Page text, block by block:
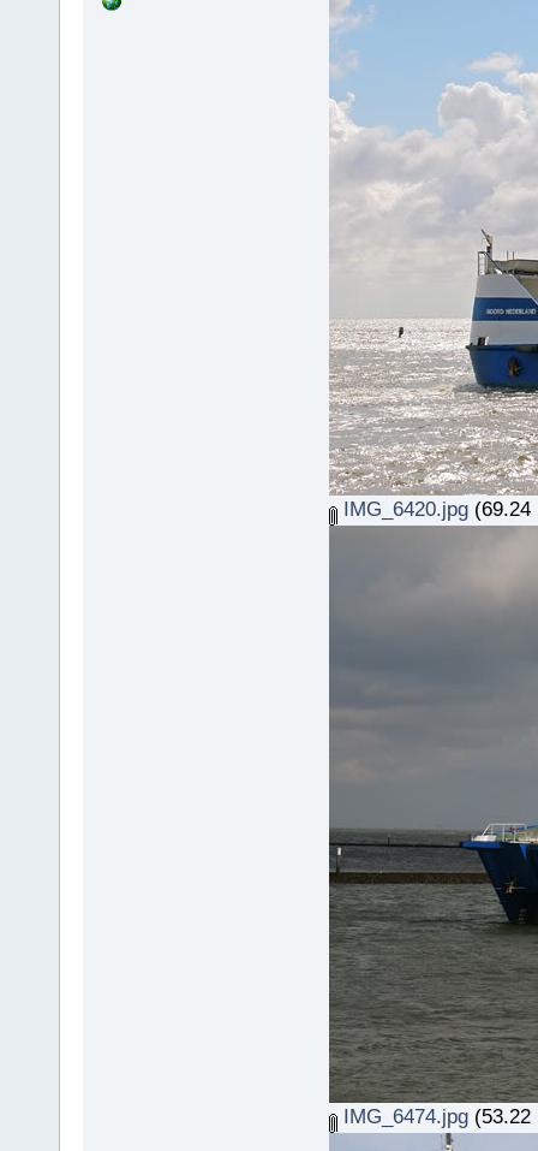
IMG_6420.jpg(69.24
IMG_6474.jpg(53.22